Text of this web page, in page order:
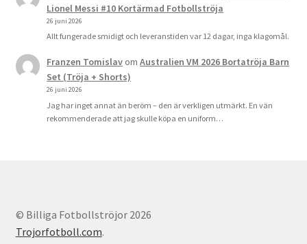
Lionel Messi #10 Kortärmad Fotbollströja
26 juni 2026
Allt fungerade smidigt och leveranstiden var 12 dagar, inga klagomål.
Franzen TomislavomAustralien VM 2026 Bortatröja Barn
Set (Tröja + Shorts)
26 juni 2026
Jag har inget annat än beröm – den är verkligen utmärkt. En vän
rekommenderade att jag skulle köpa en uniform…
© Billiga Fotbollströjor 2026
Trojorfotboll.com.